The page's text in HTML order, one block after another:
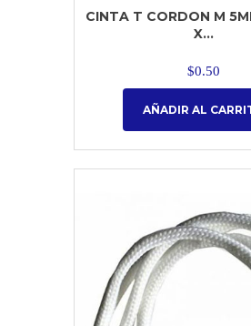
CINTA T CORDON M
X...
$0.50
AÑADIR AL